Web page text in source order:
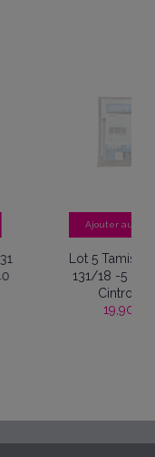
Ajouter au panier
Lot 5 Tamis filtrants
131/18 -5 microns